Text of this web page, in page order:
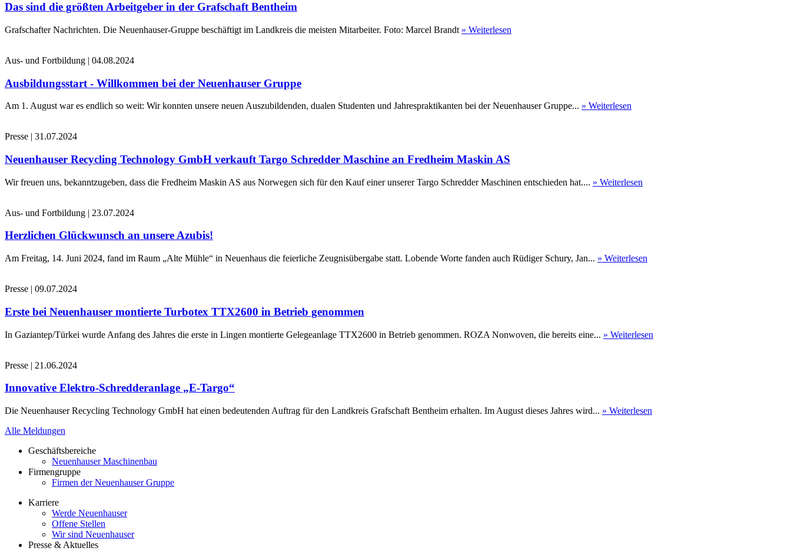
Das sind die größten Arbeitgeber in der Grafschaft Bentheim
Grafschafter Nachrichten. Die Neuenhauser-Gruppe beschäftigt im Landkreis die meisten Mitarbeiter. Foto: Marcel Brandt » Weiterlesen
Aus- und Fortbildung | 04.08.2024
Ausbildungsstart - Willkommen bei der Neuenhauser Gruppe
Am 1. August war es endlich so weit: Wir konnten unsere neuen Auszubildenden, dualen Studenten und Jahrespraktikanten bei der Neuenhauser Gruppe... » Weiterlesen
Presse | 31.07.2024
Neuenhauser Recycling Technology GmbH verkauft Targo Schredder Maschine an Fredheim Maskin AS
Wir freuen uns, bekanntzugeben, dass die Fredheim Maskin AS aus Norwegen sich für den Kauf einer unserer Targo Schredder Maschinen entschieden hat.... » Weiterlesen
Aus- und Fortbildung | 23.07.2024
Herzlichen Glückwunsch an unsere Azubis!
Am Freitag, 14. Juni 2024, fand im Raum „Alte Mühle“ in Neuenhaus die feierliche Zeugnisübergabe statt. Lobende Worte fanden auch Rüdiger Schury, Jan... » Weiterlesen
Presse | 09.07.2024
Erste bei Neuenhauser montierte Turbotex TTX2600 in Betrieb genommen
In Gaziantep/Türkei wurde Anfang des Jahres die erste in Lingen montierte Gelegeanlage TTX2600 in Betrieb genommen. ROZA Nonwoven, die bereits eine... » Weiterlesen
Presse | 21.06.2024
Innovative Elektro-Schredderanlage „E-Targo“
Die Neuenhauser Recycling Technology GmbH hat einen bedeutenden Auftrag für den Landkreis Grafschaft Bentheim erhalten. Im August dieses Jahres wird... » Weiterlesen
Alle Meldungen
Geschäftsbereiche
Neuenhauser Maschinenbau
Firmengruppe
Firmen der Neuenhauser Gruppe
Karriere
Werde Neuenhauser
Offene Stellen
Wir sind Neuenhauser
Presse & Aktuelles